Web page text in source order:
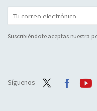
Suscribiéndote aceptas nuestra
Síguenos